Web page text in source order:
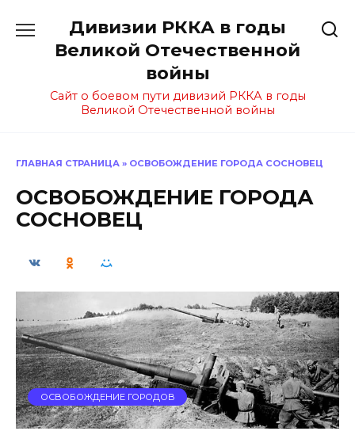
содержанию
Дивизии РККА в годы
Великой Отечественной
войны
Сайт о боевом пути дивизий РККА в годы
Великой Отечественной войны
ГЛАВНАЯ СТРАНИЦА » ОСВОБОЖДЕНИЕ ГОРОДА СОСНОВЕЦ
ОСВОБОЖДЕНИЕ ГОРОДА
СОСНОВЕЦ
ОСВОБОЖДЕНИЕ ГОРОДОВ